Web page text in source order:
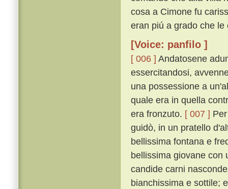
cosa a Cimone fu
eran piú a grado che le
[Voice: panfilo ]
[ 006 ] Andatosene
essercitandosi,
una possessione a
quale era in quella
era fronzuto. [ 007 ]
guidò, in un pratello
bellissima fontana e
bellissima giovane con
candide carni
bianchissima e sottile;